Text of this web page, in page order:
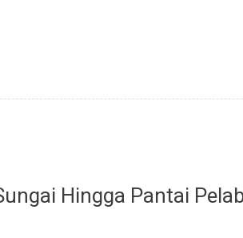
Hingga Pantai